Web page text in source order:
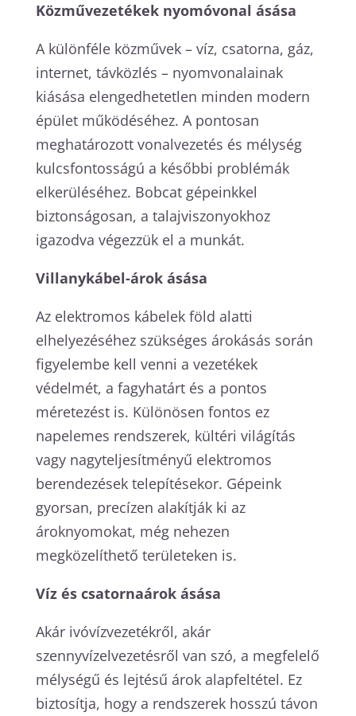
Közművezetékek nyomóvonal ásása
A különféle közművek – víz, csatorna, gáz,
internet, távközlés – nyomvonalainak
kiásása elengedhetetlen minden modern
épület működéséhez. A pontosan
meghatározott vonalvezetés és mélység
kulcsfontosságú a későbbi problémák
elkerüléséhez. Bobcat gépeinkkel
biztonságosan, a talajviszonyokhoz
igazodva végezzük el a munkát.
Villanykábel-árok ásása
Az elektromos kábelek föld alatti
elhelyezéséhez szükséges árokásás során
figyelembe kell venni a vezetékek
védelmét, a fagyhatárt és a pontos
méretezést is. Különösen fontos ez
napelemes rendszerek, kültéri világítás
vagy nagyteljesítményű elektromos
berendezések telepítésekor. Gépeink
gyorsan, precízen alakítják ki az
ároknyomokat, még nehezen
megközelíthető területeken is.
Víz és csatornaárok ásása
Akár ivóvízvezetékről, akár
szennyvízelvezetésről van szó, a megfelelő
mélységű és lejtésű árok alapfeltétel. Ez
biztosítja, hogy a rendszerek hosszú távon